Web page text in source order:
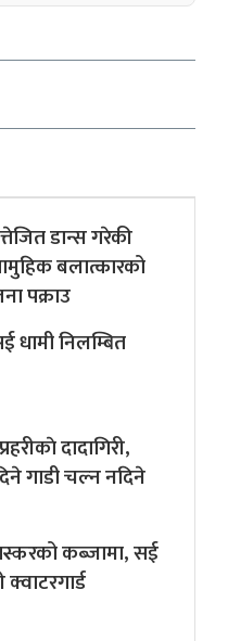
डान्स गरेकी
बलात्कारको
पक्राउ
धामी निलम्बित
दादागिरी,
गाडी चल्न नदिने
कब्जामा, सई
क्वाटरगार्ड